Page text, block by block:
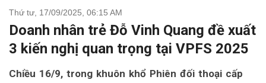
Thứ tư, 17/09/2025, 06:15 AM
Doanh nhân trẻ Đỗ Vinh Quang đề xuất
3 kiến nghị quan trọng tại VPFS 2025
Chiều 16/9, trong khuôn khổ Phiên đối thoại cấp